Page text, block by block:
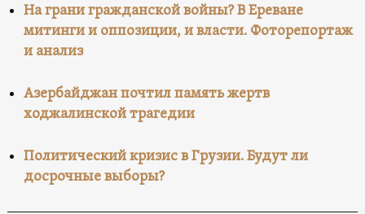
На грани гражданской войны? В Ереване
митинги и оппозиции, и власти. Фоторепортаж
и анализ
Азербайджан почтил память жертв
ходжалинской трагедии
Политический кризис в Грузии. Будут ли
досрочные выборы?